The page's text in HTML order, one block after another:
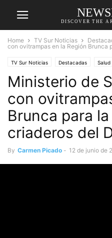
DISCOVER THE
Home TV Sur Noticias
con ovitrampas en la Región Brunca
TV Sur Noticias Destacadas Salud
Ministerio de
con
Brunca para
criaderos del
By Carmen Picado - 12 de junio de